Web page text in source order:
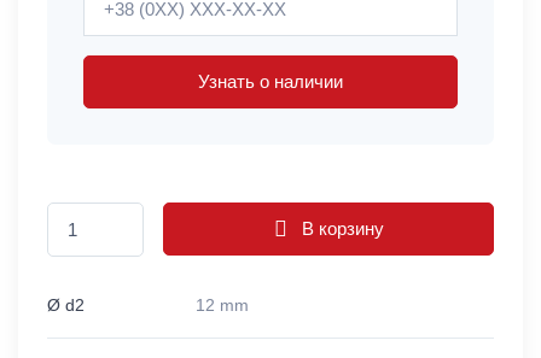
Узнать о наличии
В корзину
Ø d2 12 mm